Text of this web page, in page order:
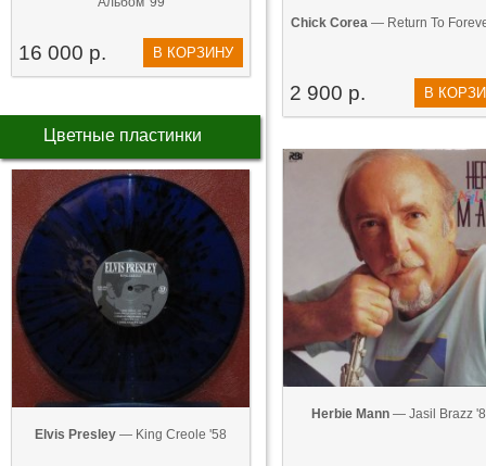
16 000 р. В КОРЗИНУ
Цветные пластинки
Elvis Presley — King Creole '58
Chick Corea— Return To
2 900 р. В
Herbie Mann— Jasil Brazz